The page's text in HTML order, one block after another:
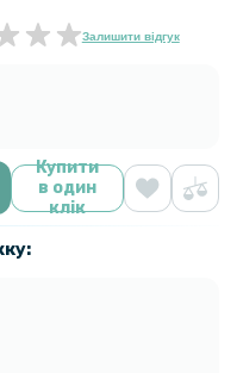
Залишити відгук
Купити
в один
клік